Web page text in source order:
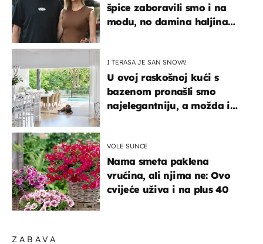
ZABAVA
špice zaboravili smo i na
modu, no damina haljina
I TERASA JE SAN SNOVA!
U ovoj raskošnoj kući s
bazenom pronašli smo
najelegantniju, a možda i
VOLE SUNCE
Nama smeta paklena
vrućina, ali njima ne: Ovo
cvijeće uživa i na plus 40